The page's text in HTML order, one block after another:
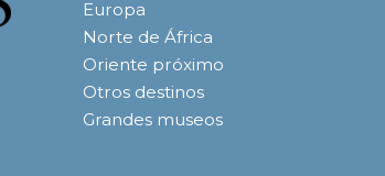
Europa
Norte de África
Oriente próximo
Otros destinos
Grandes museos